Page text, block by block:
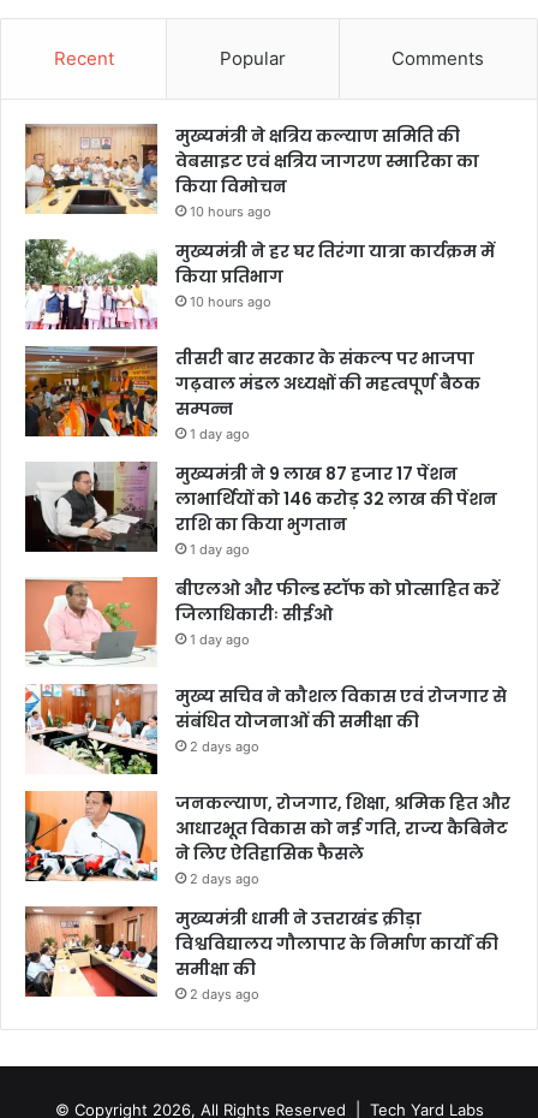
Recent Popular Comments
मुख्यमंत्री ने क्षत्रिय कल्याण समिति की
वेबसाइट एवं क्षत्रिय जागरण स्मारिका का
किया विमोचन
10 hours ago
मुख्यमंत्री ने हर घर तिरंगा यात्रा कार्यक्रम में
किया प्रतिभाग
10 hours ago
तीसरी बार सरकार के संकल्प पर भाजपा
गढ़वाल मंडल अध्यक्षों की महत्वपूर्ण बैठक
सम्पन्न
1 day ago
मुख्यमंत्री ने 9 लाख 87 हजार 17 पेंशन
लाभार्थियों को 146 करोड़ 32 लाख की पेंशन
राशि का किया भुगतान
1 day ago
बीएलओ और फील्ड स्टॉफ को प्रोत्साहित करें
जिलाधिकारीः सीईओ
1 day ago
मुख्य सचिव ने कौशल विकास एवं रोजगार से
संबंधित योजनाओं की समीक्षा की
2 days ago
जनकल्याण, रोजगार, शिक्षा, श्रमिक हित और
आधारभूत विकास को नई गति, राज्य कैबिनेट
ने लिए ऐतिहासिक फैसले
2 days ago
मुख्यमंत्री धामी ने उत्तराखंड क्रीड़ा
विश्वविद्यालय गौलापार के निर्माण कार्यों की
समीक्षा की
2 days ago
© Copyright 2026, All Rights Reserved | Tech Yard Labs